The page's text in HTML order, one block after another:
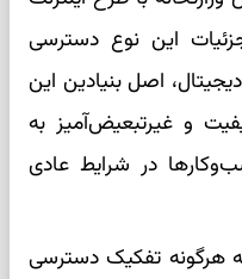
این نوع دسترسی
اصل بنیادین این
و غیرتبعیض‌آمیز به
در شرایط عادی
هرگونه تفکیک دسترسی